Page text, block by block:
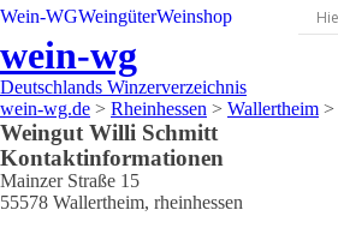
Wein-WGWeingüterWeinshop
wein-wg
Deutschlands Winzerverzeichnis
wein-wg.de > Rheinhessen > Wallertheim >
Weingut Willi Schmitt
Kontaktinformationen
Mainzer Straße 15
55578 Wallertheim, rheinhessen